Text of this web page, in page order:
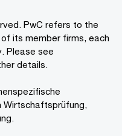
PwC refers to the
its member firms, each
Please see
details.
Wirtschaftsprüfung,